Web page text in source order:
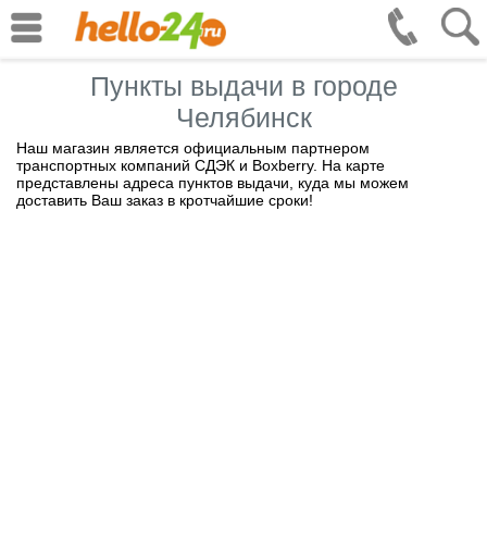
Пункты выдачи в городе
Челябинск
Наш магазин является официальным партнером
транспортных компаний СДЭК и Boxberry. На карте
представлены адреса пунктов выдачи, куда мы можем
доставить Ваш заказ в кротчайшие сроки!